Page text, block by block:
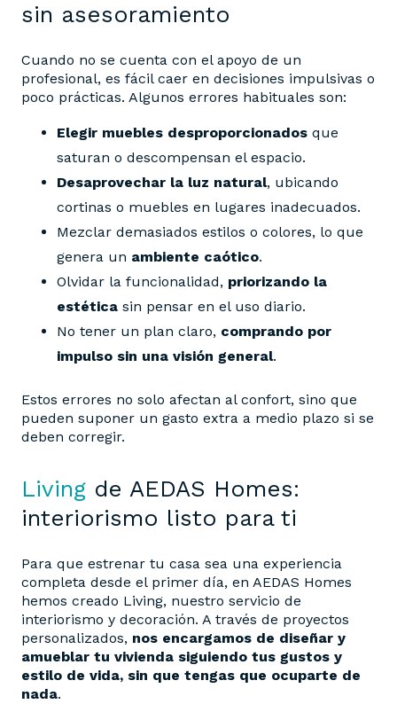
sin asesoramiento
Cuando no se cuenta con el apoyo de un
profesional, es fácil caer en decisiones impulsivas o
poco prácticas. Algunos errores habituales son:
Elegir muebles desproporcionados que
saturan o descompensan el espacio.
Desaprovechar la luz natural, ubicando
cortinas o muebles en lugares inadecuados.
Mezclar demasiados estilos o colores, lo que
genera un ambiente caótico.
Olvidar la funcionalidad, priorizando la
estética sin pensar en el uso diario.
No tener un plan claro, comprando por
impulso sin una visión general.
Estos errores no solo afectan al confort, sino que
pueden suponer un gasto extra a medio plazo si se
deben corregir.
Living de AEDAS Homes:
interiorismo listo para ti
Para que estrenar tu casa sea una experiencia
completa desde el primer día, en AEDAS Homes
hemos creado Living, nuestro servicio de
interiorismo y decoración. A través de proyectos
personalizados, nos encargamos de diseñar y
amueblar tu vivienda siguiendo tus gustos y
estilo de vida, sin que tengas que ocuparte de
nada.